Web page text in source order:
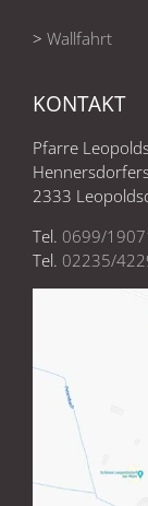
> Wallfahrt
KONTAKT
Pfarre
2333
Tel. 0699/
Tel. 02235/